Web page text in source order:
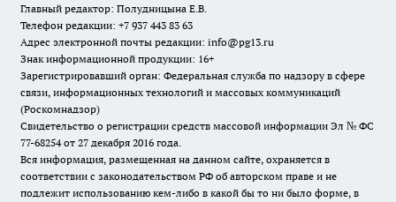
Главный редактор: Полудницына Е.В.
Телефон редакции: +7 937 443 83 63
Адрес электронной почты редакции: info@pg13.ru
Знак информационной продукции: 16+
Зарегистрировавший орган: Федеральная служба по надзору в сфере
связи, информационных технологий и массовых коммуникаций
(Роскомнадзор)
Свидетельство о регистрации средств массовой информации Эл № ФС
77-68254 от 27 декабря 2016 года.
Вся информация, размещенная на данном сайте, охраняется в
соответствии с законодательством РФ об авторском праве и не
подлежит использованию кем-либо в какой бы то ни было форме, в